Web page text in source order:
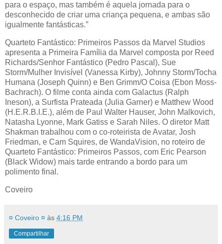
para o espaço, mas também é aquela jornada para o
desconhecido de criar uma criança pequena, e ambas são
igualmente fantásticas.”
Quarteto Fantástico: Primeiros Passos da Marvel Studios
apresenta a Primeira Família da Marvel composta por Reed
Richards/Senhor Fantástico (Pedro Pascal), Sue
Storm/Mulher Invisível (Vanessa Kirby), Johnny Storm/Tocha
Humana (Joseph Quinn) e Ben Grimm/O Coisa (Ebon Moss-
Bachrach). O filme conta ainda com Galactus (Ralph
Ineson), a Surfista Prateada (Julia Garner) e Matthew Wood
(H.E.R.B.I.E.), além de Paul Walter Hauser, John Malkovich,
Natasha Lyonne, Mark Gatiss e Sarah Niles. O diretor Matt
Shakman trabalhou com o co-roteirista de Avatar, Josh
Friedman, e Cam Squires, de WandaVision, no roteiro de
Quarteto Fantástico: Primeiros Passos, com Eric Pearson
(Black Widow) mais tarde entrando a bordo para um
polimento final.
Coveiro
¤ Coveiro ¤ às 4:16 PM
Compartilhar